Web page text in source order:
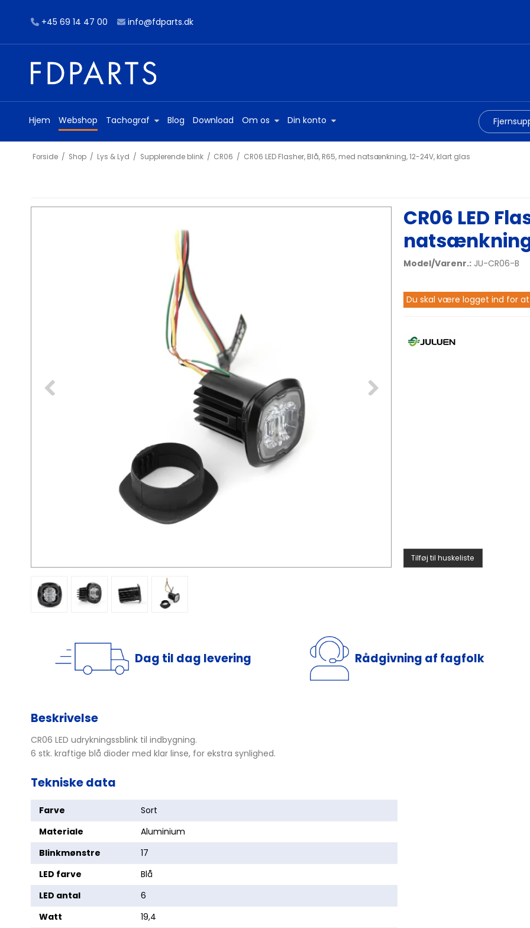
+45 69 14 47 00 info@fdparts.dk
Hjem Webshop Tachograf Blog Download Om os Din konto
Forside / Shop / Lys & Lyd / Supplerende blink / CR06 / CR06 LED Flasher, Blå, R65, med natsænkning, 12-24V, klart glas
CR06 LED
Model/Varenr.: JU-CR06-B
Du skal være logget ind for
Tilføj til huskeliste
Dag til dag levering Rådgivning af fagfolk
Beskrivelse
CR06 LED udrykningssblink til indbygning.
6 stk. kraftige blå dioder med klar linse, for ekstra synlighed.
Tekniske data
Farve
Sort
Materiale
Aluminium
Blinkmønstre
17
LED farve
Blå
LED antal
6
Watt
19,4